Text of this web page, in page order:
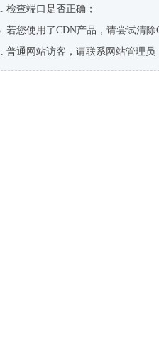
检查端口是否正确；
若您使用了CDN产品，请尝试清除
普通网站访客，请联系网站管理员